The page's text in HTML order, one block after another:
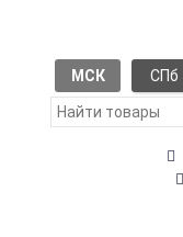
МСК СПб